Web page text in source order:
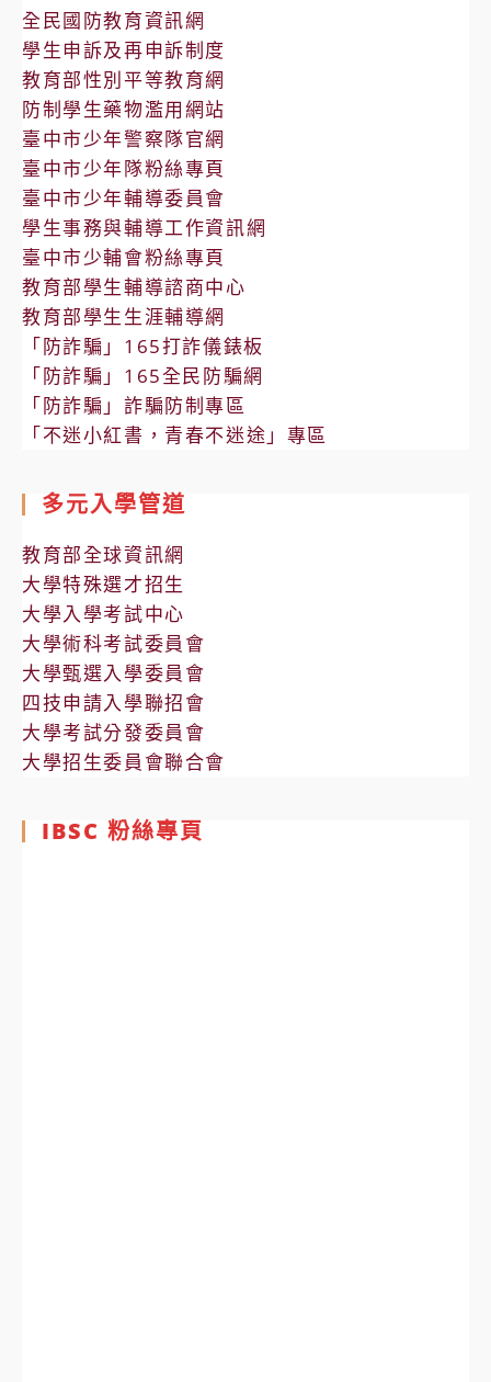
全民國防教育資訊網
學生申訴及再申訴制度
教育部性別平等教育網
防制學生藥物濫用網站
臺中市少年警察隊官網
臺中市少年隊粉絲專頁
臺中市少年輔導委員會
學生事務與輔導工作資訊網
臺中市少輔會粉絲專頁
教育部學生輔導諮商中心
教育部學生生涯輔導網
「防詐騙」165打詐儀錶板
「防詐騙」165全民防騙網
「防詐騙」詐騙防制專區
「不迷小紅書，青春不迷途」專區
多元入學管道
教育部全球資訊網
大學特殊選才招生
大學入學考試中心
大學術科考試委員會
大學甄選入學委員會
四技申請入學聯招會
大學考試分發委員會
大學招生委員會聯合會
IBSC 粉絲專頁